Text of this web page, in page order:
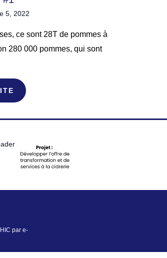
5, 2022
ce sont 28T de pommes à
280 000 pommes, qui sont
par e-